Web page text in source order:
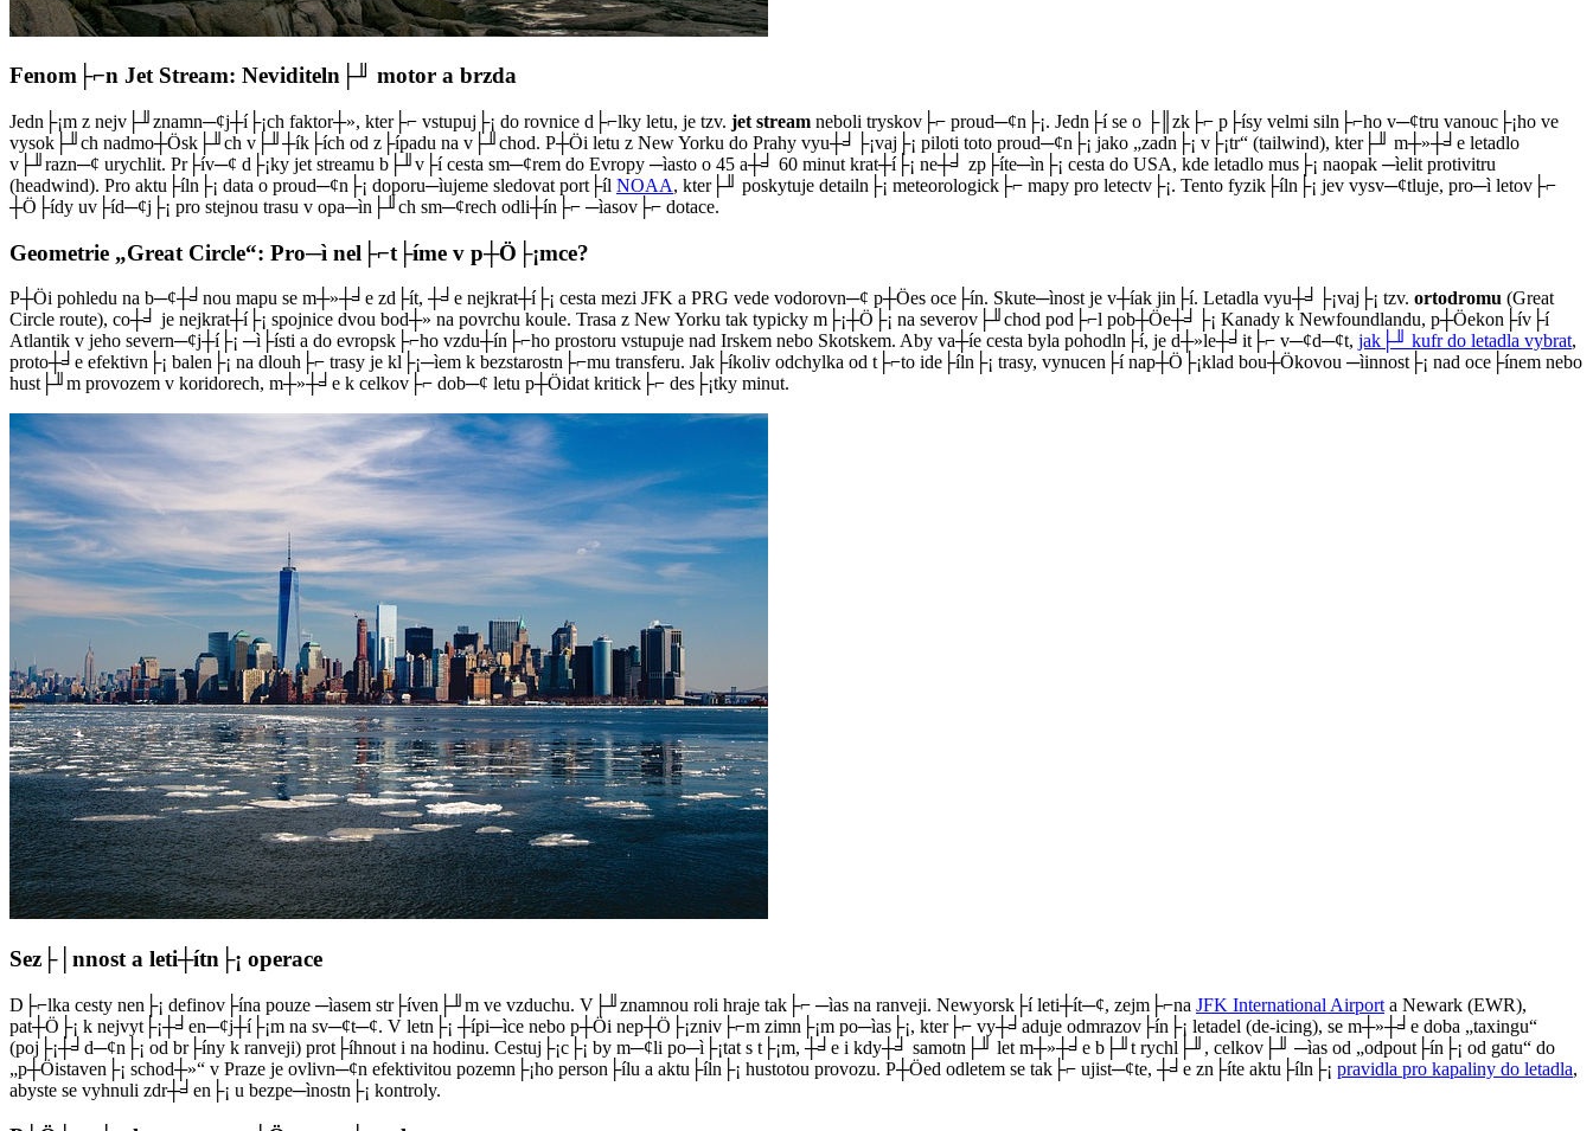
Fenom├⌐n Jet Stream: Neviditeln├╜ motor a brzda
Jedn├¡m z nejv├╜znamn─¢j┼í├¡ch faktor┼», kter├⌐ vstupuj├¡ do rovnice d├⌐lky letu, je tzv. jet stream neboli tryskov├⌐ proud─¢n├¡. Jedn├í se o ├║zk├⌐ p├ísy velmi siln├⌐ho v─¢tru vanouc├¡ho ve
vysok├╜ch nadmo┼Ösk├╜ch v├╜┼ík├ích od z├ípadu na v├╜chod. P┼Öi letu z New Yorku do Prahy vyu┼╛├¡vaj├¡ piloti toto proud─¢n├¡ jako „zadn├¡ v├¡tr“ (tailwind), kter├╜ m┼»┼╛e letadlo
v├╜razn─¢ urychlit. Pr├ív─¢ d├¡ky jet streamu b├╜v├í cesta sm─¢rem do Evropy ─ìasto o 45 a┼╛ 60 minut krat┼í├¡ ne┼╛ zp├íte─ìn├¡ cesta do USA, kde letadlo mus├¡ naopak ─ìelit protivitru
(headwind). Pro aktu├íln├¡ data o proud─¢n├¡ doporu─ìujeme sledovat port├íl NOAA, kter├╜ poskytuje detailn├¡ meteorologick├⌐ mapy pro letectv├¡. Tento fyzik├íln├¡ jev vysv─¢tluje, pro─ì letov├⌐
┼Ö├ídy uv├íd─¢j├¡ pro stejnou trasu v opa─ìn├╜ch sm─¢rech odli┼ín├⌐ ─ìasov├⌐ dotace.
Geometrie „Great Circle“: Pro─ì nel├⌐t├íme v p┼Ö├¡mce?
P┼Öi pohledu na b─¢┼╛nou mapu se m┼»┼╛e zd├ít, ┼╛e nejkrat┼í├¡ cesta mezi JFK a PRG vede vodorovn─¢ p┼Öes oce├ín. Skute─ìnost je v┼íak jin├í. Letadla vyu┼╛├¡vaj├¡ tzv. ortodromu (Great
Circle route), co┼╛ je nejkrat┼í├¡ spojnice dvou bod┼» na povrchu koule. Trasa z New Yorku tak typicky m├¡┼Ö├¡ na severov├╜chod pod├⌐l pob┼Öe┼╛├¡ Kanady k Newfoundlandu, p┼Öekon├ív├í
Atlantik v jeho severn─¢j┼í├¡ ─ì├ísti a do evropsk├⌐ho vzdu┼ín├⌐ho prostoru vstupuje nad Irskem nebo Skotskem. Aby va┼íe cesta byla pohodln├í, je d┼»le┼╛it├⌐ v─¢d─¢t, jak├╜ kufr do letadla vybrat,
proto┼╛e efektivn├¡ balen├¡ na dlouh├⌐ trasy je kl├¡─ìem k bezstarostn├⌐mu transferu. Jak├íkoliv odchylka od t├⌐to ide├íln├¡ trasy, vynucen├í nap┼Ö├¡klad bou┼Ökovou ─ìinnost├¡ nad oce├ínem nebo
hust├╜m provozem v koridorech, m┼»┼╛e k celkov├⌐ dob─¢ letu p┼Öidat kritick├⌐ des├¡tky minut.
Sez├│nnost a leti┼ítn├¡ operace
D├⌐lka cesty nen├¡ definov├ína pouze ─ìasem str├íven├╜m ve vzduchu. V├╜znamnou roli hraje tak├⌐ ─ìas na ranveji. Newyorsk├í leti┼ít─¢, zejm├⌐na JFK International Airport a Newark (EWR),
pat┼Ö├¡ k nejvyt├¡┼╛en─¢j┼í├¡m na sv─¢t─¢. V letn├¡ ┼ípi─ìce nebo p┼Öi nep┼Ö├¡zniv├⌐m zimn├¡m po─ìas├¡, kter├⌐ vy┼╛aduje odmrazov├ín├¡ letadel (de-icing), se m┼»┼╛e doba „taxingu“
(poj├¡┼╛d─¢n├¡ od br├íny k ranveji) prot├íhnout i na hodinu. Cestuj├¡c├¡ by m─¢li po─ì├¡tat s t├¡m, ┼╛e i kdy┼╛ samotn├╜ let m┼»┼╛e b├╜t rychl├╜, celkov├╜ ─ìas od „odpout├ín├¡ od gatu“ do
„p┼Öistaven├¡ schod┼»“ v Praze je ovlivn─¢n efektivitou pozemn├¡ho person├ílu a aktu├íln├¡ hustotou provozu. P┼Öed odletem se tak├⌐ ujist─¢te, ┼╛e zn├íte aktu├íln├¡ pravidla pro kapaliny do letadla,
abyste se vyhnuli zdr┼╛en├¡ u bezpe─ìnostn├¡ kontroly.